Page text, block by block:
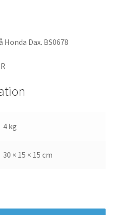
Honda Dax. BS0678
4 kg
30 × 15 × 15 cm